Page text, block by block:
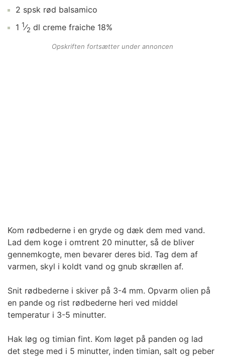
2 spsk rød balsamico
1 1⁄2 dl creme fraiche 18%
Opskriften fortsætter under annoncen
Kom rødbederne i en gryde og dæk dem med vand.
Lad dem koge i omtrent 20 minutter, så de bliver
gennemkogte, men bevarer deres bid. Tag dem af
varmen, skyl i koldt vand og gnub skrællen af.
Snit rødbederne i skiver på 3-4 mm. Opvarm olien på
en pande og rist rødbederne heri ved middel
temperatur i 3-5 minutter.
Hak løg og timian fint. Kom løget på panden og lad
det stege med i 5 minutter, inden timian, salt og peber